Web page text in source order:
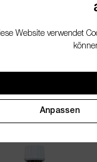
ein oder
Inkl. MwSt.,
500ml
Gib
Website verwendet
Anpassen